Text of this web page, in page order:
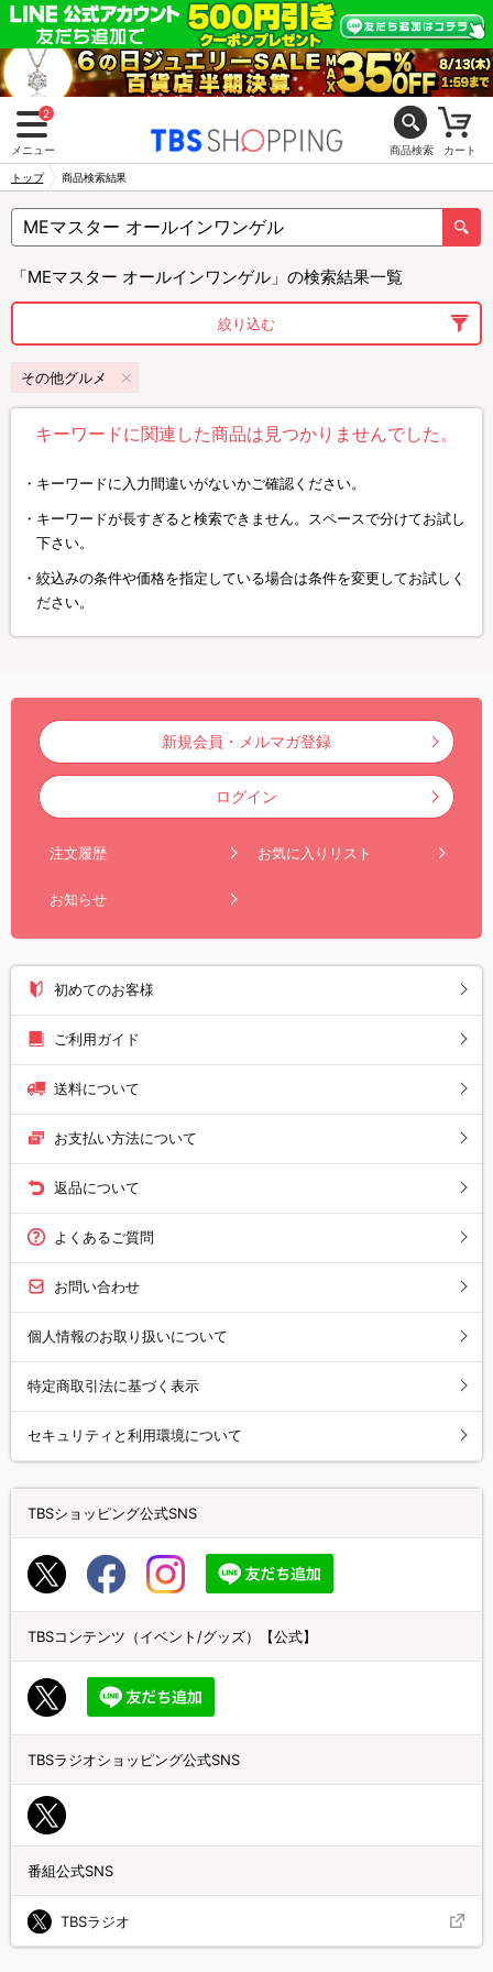
2
メニュー 商品検索 カート
トップ 商品検索結果
「MEマスター オールインワンゲル」の検索結果一覧
絞り込む
その他グルメ
キーワードに関連した商品は見つかりませんでした。
キーワードに入力間違いがないかご確認ください。
キーワードが長すぎると検索できません。スペースで分けてお試し
下さい。
絞込みの条件や価格を指定している場合は条件を変更してお試しく
ださい。
新規会員・メルマガ登録
ログイン
注文履歴 お気に入りリスト
お知らせ
初めてのお客様
ご利用ガイド
送料について
お支払い方法について
返品について
よくあるご質問
お問い合わせ
個人情報のお取り扱いについて
特定商取引法に基づく表示
セキュリティと利用環境について
TBSショッピング公式SNS
TBSコンテンツ（イベント/グッズ）【公式】
TBSラジオショッピング公式SNS
番組公式SNS
TBSラジオ